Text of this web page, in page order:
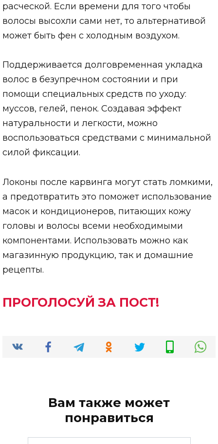
расческой. Если времени для того чтобы
волосы высохли сами нет, то альтернативой
может быть фен с холодным воздухом.
Поддерживается долговременная укладка
волос в безупречном состоянии и при
помощи специальных средств по уходу:
муссов, гелей, пенок. Создавая эффект
натуральности и легкости, можно
воспользоваться средствами с минимальной
силой фиксации.
Локоны после карвинга могут стать ломкими,
а предотвратить это поможет использование
масок и кондиционеров, питающих кожу
головы и волосы всеми необходимыми
компонентами. Использовать можно как
магазинную продукцию, так и домашние
рецепты.
ПРОГОЛОСУЙ ЗА ПОСТ!
Вам также может
понравиться